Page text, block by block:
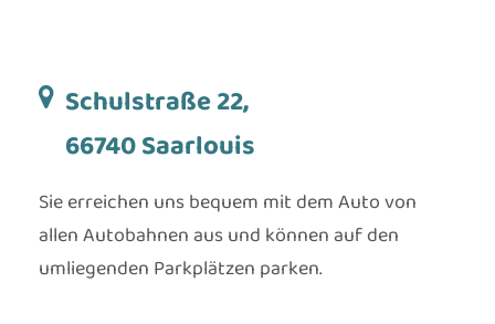
Schulstraße 22,
66740 Saarlouis
Sie erreichen uns bequem mit dem Auto von
allen Autobahnen aus und können auf den
umliegenden Parkplätzen parken.